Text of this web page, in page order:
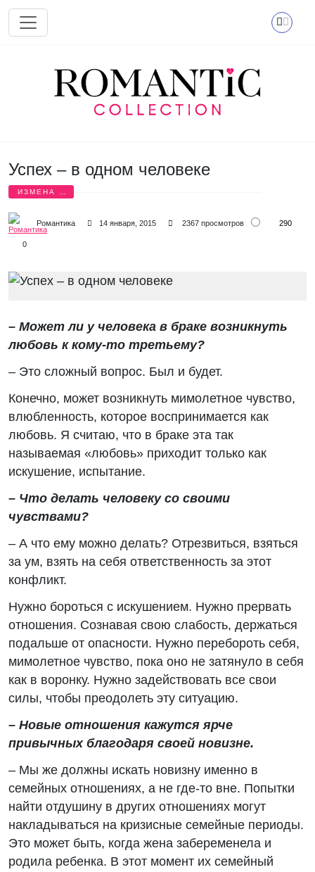
Перейти к основному содержанию
Успех – в одном человеке
ИЗМЕНА И
Романтика 14 января, 2015 2367 просмотров 290
0
– Может ли у человека в браке возникнуть
любовь к кому-то третьему?
– Это сложный вопрос. Был и будет.
Конечно, может возникнуть мимолетное чувство,
влюбленность, которое воспринимается как
любовь. Я считаю, что в браке эта так
называемая «любовь» приходит только как
искушение, испытание.
– Что делать человеку со своими
чувствами?
– А что ему можно делать? Отрезвиться, взяться
за ум, взять на себя ответственность за этот
конфликт.
Нужно бороться с искушением. Нужно прервать
отношения. Сознавая свою слабость, держаться
подальше от опасности. Нужно перебороть себя,
мимолетное чувство, пока оно не затянуло в себя
как в воронку. Нужно задействовать все свои
силы, чтобы преодолеть эту ситуацию.
– Новые отношения кажутся ярче
привычных благодаря своей новизне.
– Мы же должны искать новизну именно в
семейных отношениях, а не где-то вне. Попытки
найти отдушину в других отношениях могут
накладываться на кризисные семейные периоды.
Это может быть, когда жена забеременела и
родила ребенка. В этот момент их семейный